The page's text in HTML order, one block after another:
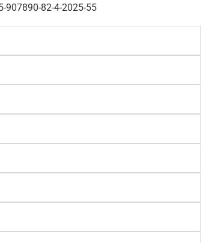
907890-82-4-2025-55